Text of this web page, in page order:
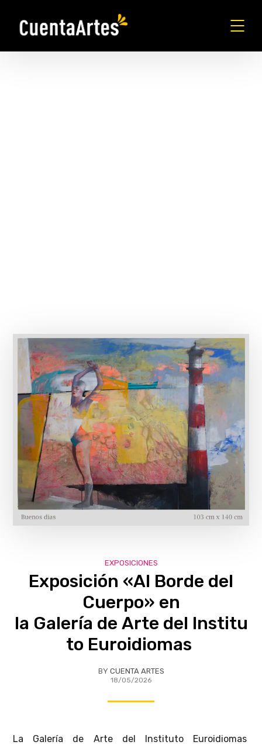
EXPOSICIONES
Exposición «Al Borde del
Cuerpo» en
la Galería de Arte del Institu
to Euroidiomas
BY CUENTA ARTES
18/05/2026
La Galería de Arte del Instituto Euroidiomas